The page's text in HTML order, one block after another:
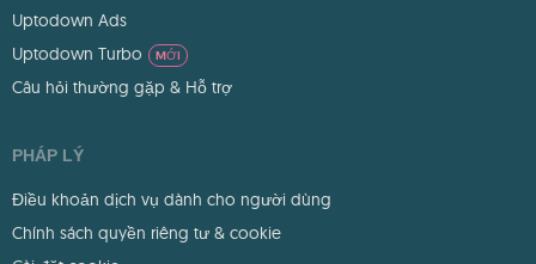
Uptodown Ads
Uptodown Turbo
MỚI
Câu hỏi thường gặp & Hỗ trợ
PHÁP LÝ
Điều khoản dịch vụ dành cho người dùng
Chính sách quyền riêng tư & cookie